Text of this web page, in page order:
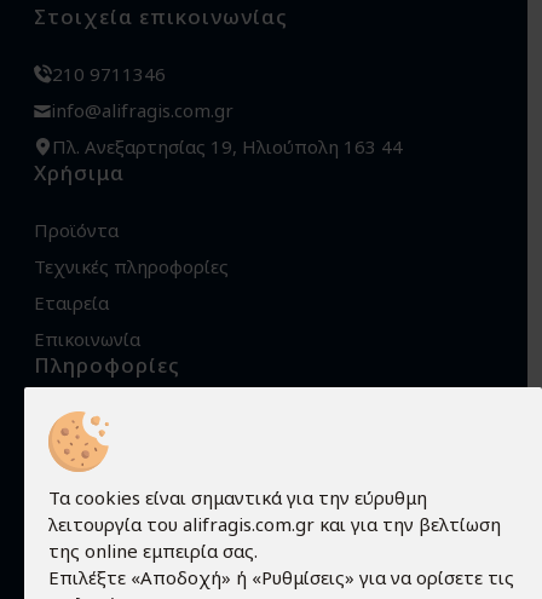
Στοιχεία επικοινωνίας
210 9711346
info@alifragis.com.gr
Πλ. Ανεξαρτησίας 19, Ηλιούπολη 163 44
Χρήσιμα
Προϊόντα
Τεχνικές πληροφορίες
Εταιρεία
Επικοινωνία
Πληροφορίες
Όροι χρήσης
Προστασία προσωπικών δεδομένων
Πολιτική Cookies
Τρόποι αποστολής
Τρόποι παραγγελίας
Τα cookies είναι σημαντικά για την εύρυθμη
λειτουργία του alifragis.com.gr και για την βελτίωση
της online εμπειρία σας.
Επιλέξτε «Αποδοχή» ή «Ρυθμίσεις» για να ορίσετε τις